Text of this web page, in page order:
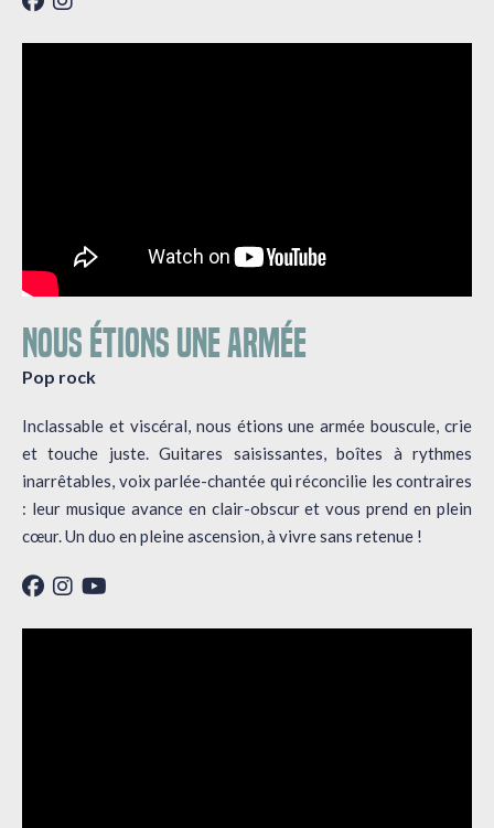
NOUS ÉTIONS UNE ARMÉE
Pop rock
Inclassable et viscéral, nous étions une armée bouscule, crie
et touche juste. Guitares saisissantes, boîtes à rythmes
inarrêtables, voix parlée-chantée qui réconcilie les contraires
: leur musique avance en clair-obscur et vous prend en plein
cœur. Un duo en pleine ascension, à vivre sans retenue !